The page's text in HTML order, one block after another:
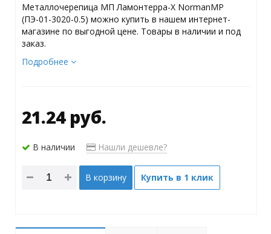
Металлочерепица МП Ламонтерра-X NormanMP
(ПЭ-01-3020-0.5) можно купить в нашем интернет-
магазине по выгодной цене. Товары в наличии и под
заказ.
Подробнее
21.24 руб.
В наличии Нашли дешевле?
В корзину Купить в 1 клик